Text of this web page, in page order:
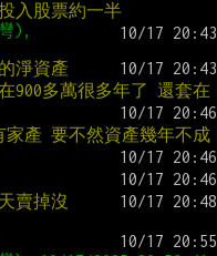
入股票約一半
),
淨資產
900多萬很多年了 還套在
產 要不然資產幾年不成
賣掉沒